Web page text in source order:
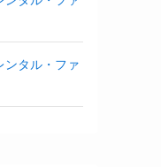
ンタル・ファ